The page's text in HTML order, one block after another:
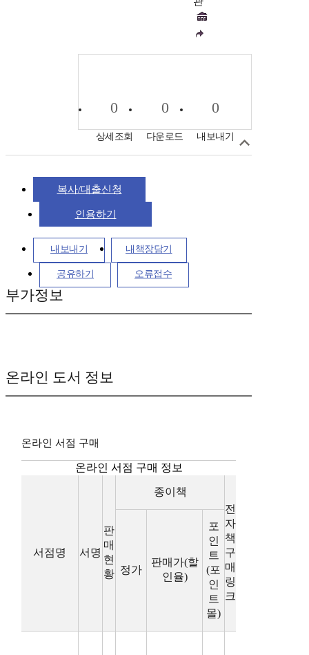
0
상세조회
0
다운로드
0
내보내기
복사/대출신청
인용하기
내보내기 내책장담기
공유하기 오류접수
부가정보
온라인 도서 정보
온라인 서점 구매
온라인 서점 구매 정보
서점명 서명
판
매
현
황
종이책
전
자
책
구
매
링
크
정가
판매가(할
인율)
포
인
트
(포
인
트
몰)